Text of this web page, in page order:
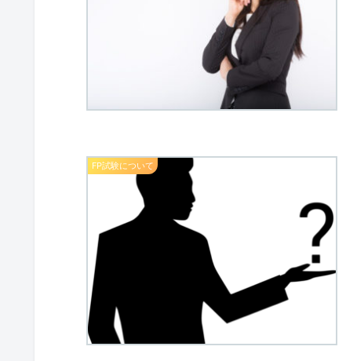
FP試験について